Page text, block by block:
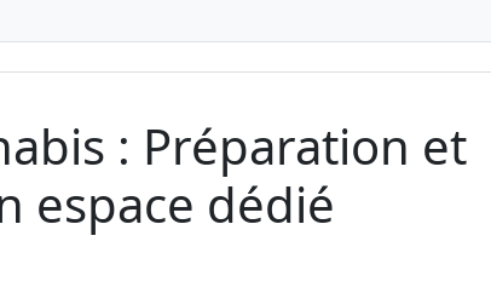
: Préparation et
espace dédié